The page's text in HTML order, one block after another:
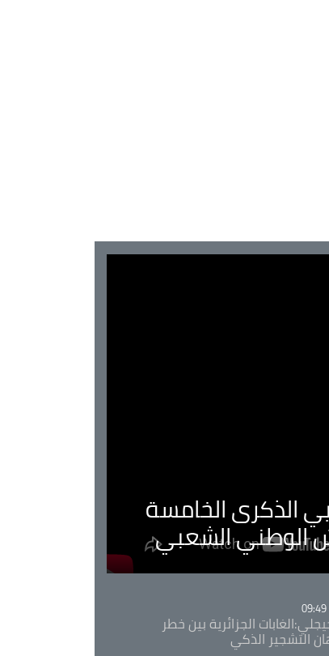
الذكرى الخامسة
الوطني الشعبي
الجزائرية بين خطر
التشجير الذكي